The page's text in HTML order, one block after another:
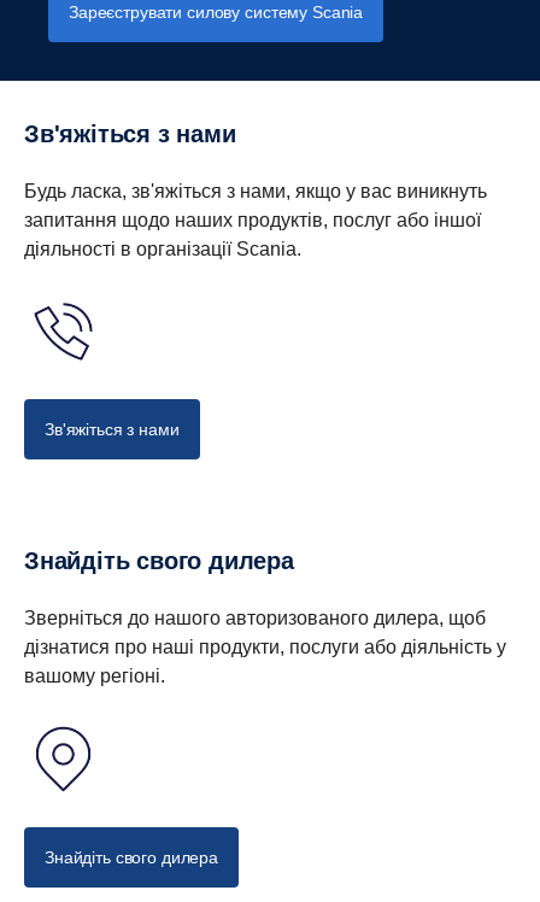
Зареєструвати силову систему Scania
Зв'яжіться з нами
Будь ласка, зв'яжіться з нами, якщо у вас виникнуть
запитання щодо наших продуктів, послуг або іншої
діяльності в організації Scania.
Зв'яжіться з нами
Знайдіть свого дилера
Зверніться до нашого авторизованого дилера, щоб
дізнатися про наші продукти, послуги або діяльність у
вашому регіоні.
Знайдіть свого дилера